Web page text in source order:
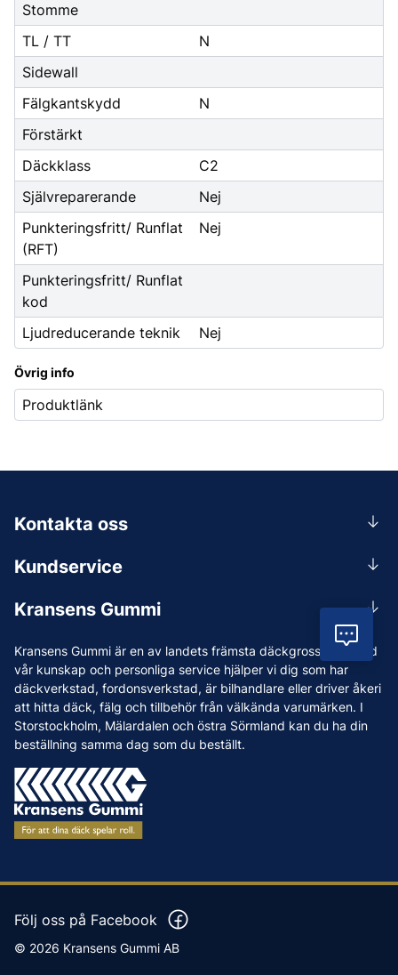
Stomme
TL / TT
N
Sidewall
Fälgkantskydd
N
Förstärkt
Däckklass
C2
Självreparerande
Nej
Punkteringsfritt/ Runflat
(RFT)
Nej
Punkteringsfritt/ Runflat
kod
Ljudreducerande teknik
Nej
Övrig info
Produktlänk
Kransens Gummi är en av landets främsta däckgrossister. Med
vår kunskap och personliga service hjälper vi dig som har
däckverkstad, fordonsverkstad, är bilhandlare eller driver åkeri
att hitta däck, fälg och tillbehör från välkända varumärken. I
Storstockholm, Mälardalen och östra Sörmland kan du ha din
beställning samma dag som du beställt.
Kundservice
Leverans
Reklamation & återköp
Betalning & faktura
Köpvillkor
Vanliga frågor och svar
Kransens Gummi
Vi som jobbar på Kransens Gummi
Jobba hos oss
Nyheter
Tips & Råd
Varumärken
Våra Verkstäder
Press
Kontakta oss
0156-409 00
Mån-Tors 07.30-16:30, Fre 07.30-15.00.
Lunchstängt 12:00-12:30
Följ oss på Facebook
© 2026 Kransens Gummi AB